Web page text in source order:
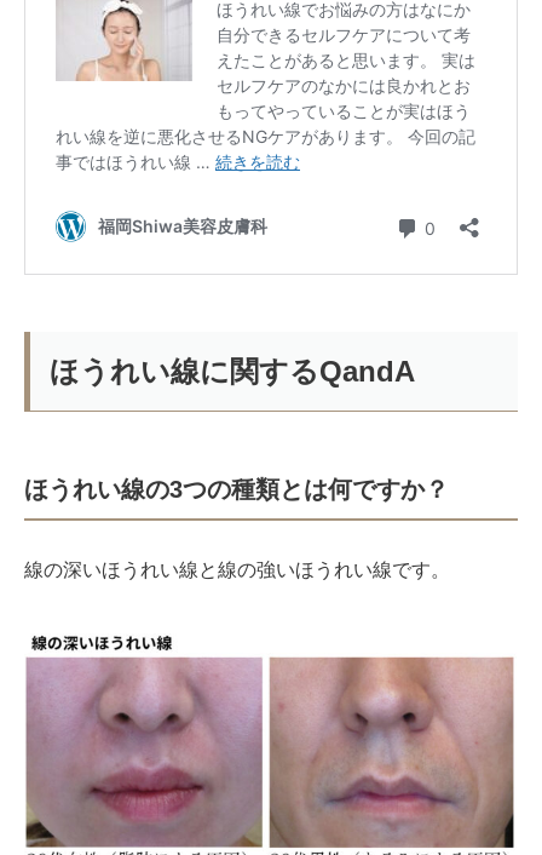
ほうれい線に関するQandA
ほうれい線の3つの種類とは何ですか？
線の深いほうれい線と線の強いほうれい線です。